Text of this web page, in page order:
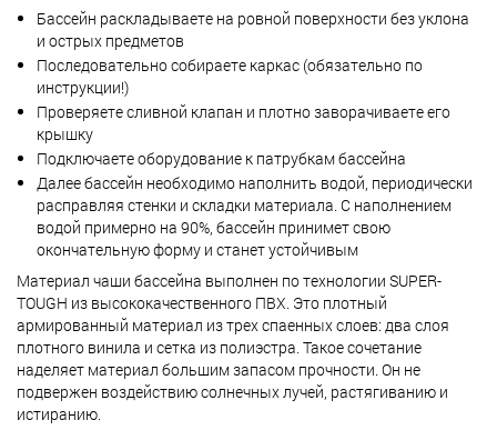
Бассейн раскладываете на ровной поверхности без уклона
и острых предметов
Последовательно собираете каркас (обязательно по
инструкции!)
Проверяете сливной клапан и плотно заворачиваете его
крышку
Подключаете оборудование к патрубкам бассейна
Далее бассейн необходимо наполнить водой, периодически
расправляя стенки и складки материала. С наполнением
водой примерно на 90%, бассейн принимет свою
окончательную форму и станет устойчивым
Материал чаши бассейна выполнен по технологии SUPER-
TOUGH из высококачественного ПВХ. Это плотный
армированный материал из трех спаенных слоев: два слоя
плотного винила и сетка из полиэстра. Такое сочетание
наделяет материал большим запасом прочности. Он не
подвержен воздействию солнечных лучей, растягиванию и
истиранию.